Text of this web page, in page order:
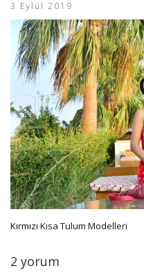
3 Eylül 2019
Kırmızı Kısa Tulum Modelleri
2 yorum